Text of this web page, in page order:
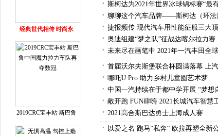
经典世代相传 时尚永
2019CRC宝丰站 斯巴鲁
斯柯达为2021年世界冰球锦标赛“最
聊聊这个汽车品牌——斯柯达（环法
捷报频传 现代汽车用性能征服三大
奥迪组建“梦之队”征战达喀尔拉力赛
未来尽在画笔中 2021年一汽丰田全
首届沃尔夫斯堡联合杯圆满落幕 上
哪吒U Pro 助力乡村儿童圆艺术梦
中国一汽持续在于都中学开展 “梦想
敞开跑 FUN肆嗨 2021长城汽车智慧
2021高合斯巴达勇士上海成人赛
以爱之名 跑马“私奔” 欧拉再塑全新